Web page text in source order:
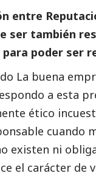
entre
ser también
poder ser
La buena
a esta
ético
cuando
existen ni
el carácter de